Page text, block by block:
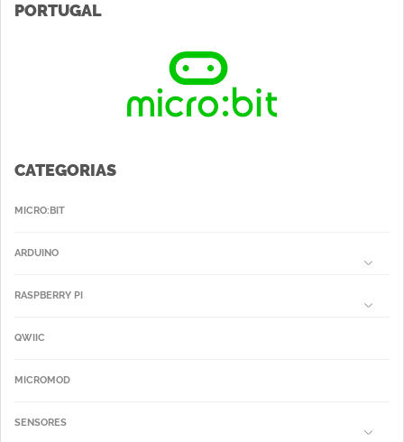
PORTUGAL
CATEGORIAS
MICRO:BIT
ARDUINO
RASPBERRY PI
QWIIC
MICROMOD
SENSORES